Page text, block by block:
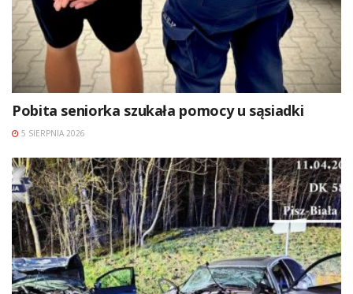
Pobita seniorka szukała pomocy u sąsiadki
5 SIERPNIA 2026